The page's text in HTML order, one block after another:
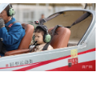
展格局，
六” 目标，
会、推进